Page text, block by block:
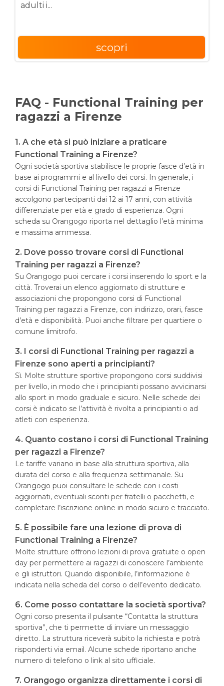
adulti i...
scopri
FAQ - Functional Training per
ragazzi a Firenze
1. A che età si può iniziare a praticare
Functional Training a Firenze?
Ogni società sportiva stabilisce le proprie fasce d’età in
base ai programmi e al livello dei corsi. In generale, i
corsi di Functional Training per ragazzi a Firenze
accolgono partecipanti dai 12 ai 17 anni, con attività
differenziate per età e grado di esperienza. Ogni
scheda su Orangogo riporta nel dettaglio l’età minima
e massima ammessa.
2. Dove posso trovare corsi di Functional
Training per ragazzi a Firenze?
Su Orangogo puoi cercare i corsi inserendo lo sport e la
città. Troverai un elenco aggiornato di strutture e
associazioni che propongono corsi di Functional
Training per ragazzi a Firenze, con indirizzo, orari, fasce
d’età e disponibilità. Puoi anche filtrare per quartiere o
comune limitrofo.
3. I corsi di Functional Training per ragazzi a
Firenze sono aperti a principianti?
Sì. Molte strutture sportive propongono corsi suddivisi
per livello, in modo che i principianti possano avvicinarsi
allo sport in modo graduale e sicuro. Nelle schede dei
corsi è indicato se l’attività è rivolta a principianti o ad
atleti con esperienza.
4. Quanto costano i corsi di Functional Training
per ragazzi a Firenze?
Le tariffe variano in base alla struttura sportiva, alla
durata del corso e alla frequenza settimanale. Su
Orangogo puoi consultare le schede con i costi
aggiornati, eventuali sconti per fratelli o pacchetti, e
completare l’iscrizione online in modo sicuro e tracciato.
5. È possibile fare una lezione di prova di
Functional Training a Firenze?
Molte strutture offrono lezioni di prova gratuite o open
day per permettere ai ragazzi di conoscere l’ambiente
e gli istruttori. Quando disponibile, l’informazione è
indicata nella scheda del corso o dell’evento dedicato.
6. Come posso contattare la società sportiva?
Ogni corso presenta il pulsante “Contatta la struttura
sportiva”, che ti permette di inviare un messaggio
diretto. La struttura riceverà subito la richiesta e potrà
risponderti via email. Alcune schede riportano anche
numero di telefono o link al sito ufficiale.
7. Orangogo organizza direttamente i corsi di